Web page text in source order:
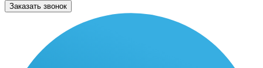
Заказать звонок